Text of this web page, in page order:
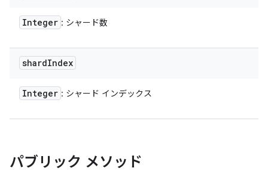
Integer : シャード数
shardIndex
Integer : シャード インデックス
パブリック メソッド